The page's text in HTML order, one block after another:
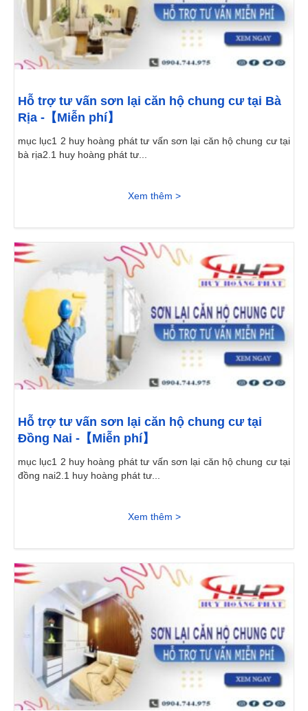
Hỗ trợ tư vấn sơn lại căn hộ chung cư tại Bà
Rịa -【Miễn phí】
mục lục1 2 huy hoàng phát tư vấn sơn lại căn hộ chung cư tại
bà rịa2.1 huy hoàng phát tư...
Xem thêm >
Hỗ trợ tư vấn sơn lại căn hộ chung cư tại
Đồng Nai -【Miễn phí】
mục lục1 2 huy hoàng phát tư vấn sơn lại căn hộ chung cư tại
đồng nai2.1 huy hoàng phát tư...
Xem thêm >